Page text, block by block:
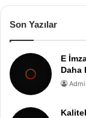
Son Yazılar
E
Daha